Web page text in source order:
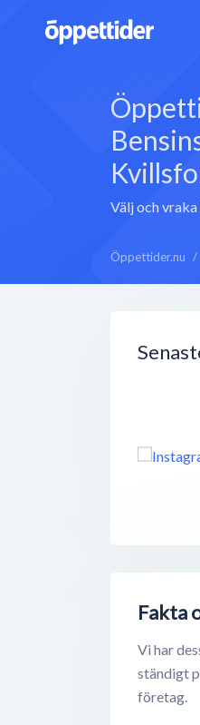
Välj och
Öppettider.nu
Fakta
Vi har
ständigt
företag.